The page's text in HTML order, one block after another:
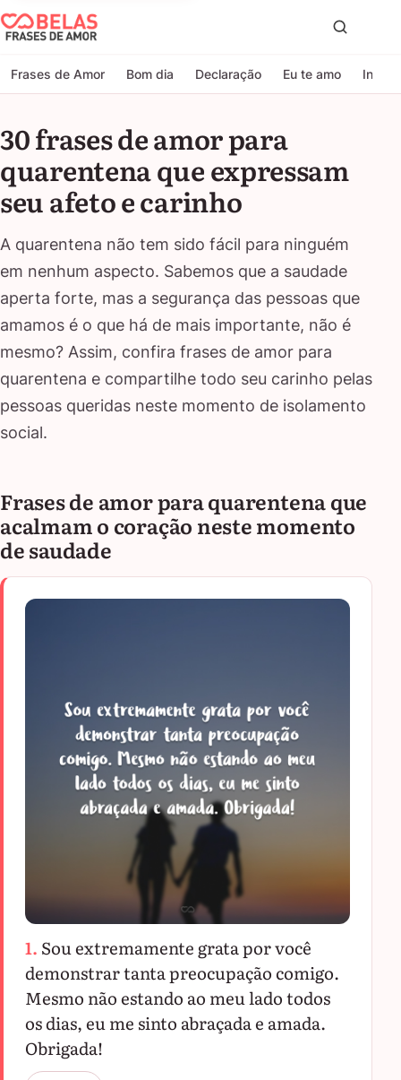
Belas Frases de Amor
Frases de Amor Bom dia Declaração Eu te amo
30 frases de amor para
quarentena que expressam
seu afeto e carinho
A quarentena não tem sido fácil para ninguém
em nenhum aspecto. Sabemos que a saudade
aperta forte, mas a segurança das pessoas que
amamos é o que há de mais importante, não é
mesmo? Assim, confira frases de amor para
quarentena e compartilhe todo seu carinho pelas
pessoas queridas neste momento de isolamento
social.
Frases de amor para quarentena que
acalmam o coração neste momento
de saudade
1. Sou extremamente grata por você
demonstrar tanta preocupação comigo.
Mesmo não estando ao meu lado todos
os dias, eu me sinto abraçada e amada.
Obrigada!